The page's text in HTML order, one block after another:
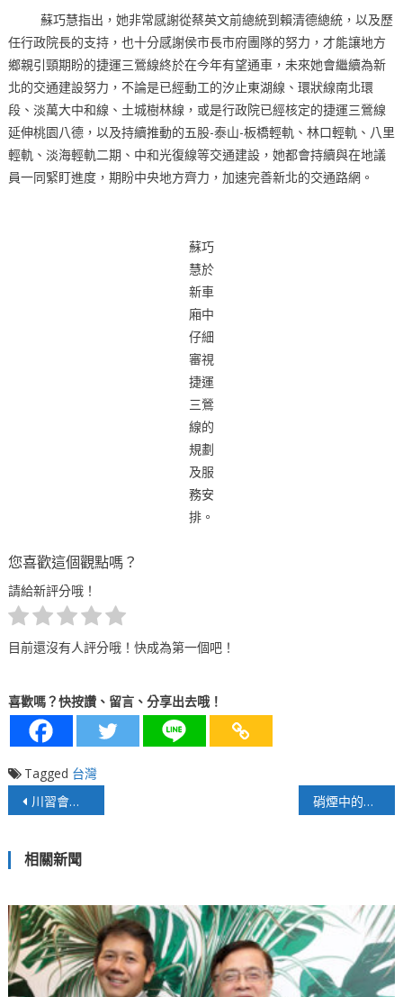
蘇巧慧指出，她非常感謝從蔡英文前總統到賴清德總統，以及歷
任行政院長的支持，也十分感謝侯市長市府團隊的努力，才能讓地方
鄉親引頸期盼的捷運三鶯線終於在今年有望通車，未來她會繼續為新
北的交通建設努力，不論是已經動工的汐止東湖線、環狀線南北環
段、淡萬大中和線、土城樹林線，或是行政院已經核定的捷運三鶯線
延伸桃園八德，以及持續推動的五股-泰山-板橋輕軌、林口輕軌、八里
輕軌、淡海輕軌二期、中和光復線等交通建設，她都會持續與在地議
員一同緊盯進度，期盼中央地方齊力，加速完善新北的交通路網。
蘇巧
慧於
新車
廂中
仔細
審視
捷運
三鶯
線的
規劃
及服
務安
排。
您喜歡這個觀點嗎？
請給新評分哦！
目前還沒有人評分哦！快成為第一個吧！
喜歡嗎？快按讚、留言、分享出去哦！
Tagged 台灣
文
導
覽
川習會本周登場，貿易、伊朗與台灣議題成三大焦點 硝煙中的新秩序：二○二六美伊戰爭對全球地緣政治與大國博弈的結構性重塑
相關新聞